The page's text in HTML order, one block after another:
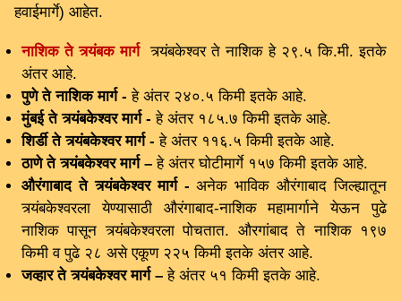
हवाईमार्गे) आहेत.
नाशिक ते त्र्यंबक मार्ग त्र्यंबकेश्वर ते नाशिक हे २९.५ कि.मी. इतके
अंतर आहे.
पुणे ते नाशिक मार्ग - हे अंतर २४०.५ किमी इतके आहे.
मुंबई ते त्र्यंबकेश्वर मार्ग - हे अंतर १८५.७ किमी इतके आहे.
शिर्डी ते त्र्यंबकेश्वर मार्ग - हे अंतर ११६.५ किमी इतके आहे.
ठाणे ते त्र्यंबकेश्वर मार्ग – हे अंतर घोटीमार्गे १५७ किमी इतके आहे.
औरंगाबाद ते त्र्यंबकेश्वर मार्ग - अनेक भाविक औरंगाबाद जिल्ह्यातून
त्र्यंबकेश्वरला येण्यासाठी औरंगाबाद-नाशिक महामार्गाने येऊन पुढे
नाशिक पासून त्र्यंबकेश्वरला पोचतात. औरगांबाद ते नाशिक १९७
किमी व पुढे २८ असे एकूण २२५ किमी इतके अंतर आहे.
जव्हार ते त्र्यंबकेश्वर मार्ग – हे अंतर ५१ किमी इतके आहे.